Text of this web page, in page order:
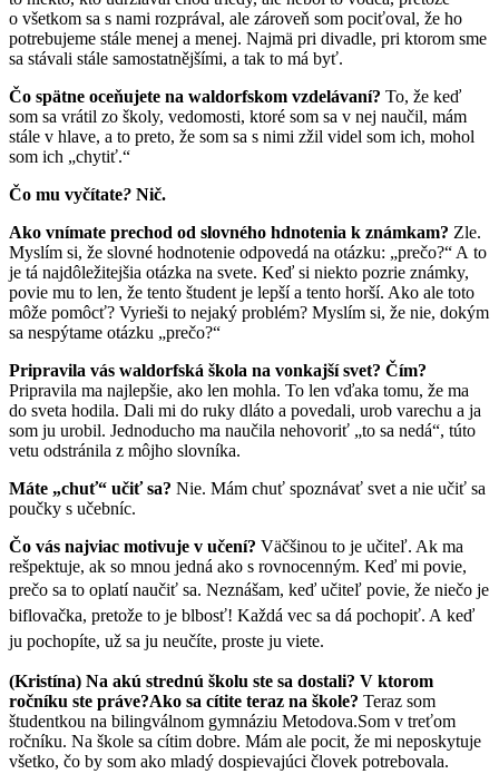
o všetkom sa s nami rozprával, ale zároveň som pociťoval, že ho
potrebujeme stále menej a menej. Najmä pri divadle, pri ktorom sme
sa stávali stále samostatnějšími, a tak to má byť.
Čo spätne oceňujete na waldorfskom vzdelávaní? To, že keď
som sa vrátil zo školy, vedomosti, ktoré som sa v nej naučil, mám
stále v hlave, a to preto, že som sa s nimi zžil videl som ich, mohol
som ich „chytiť.“
Čo mu vyčítate? Nič.
Ako vnímate prechod od slovného hdnotenia k známkam? Zle.
Myslím si, že slovné hodnotenie odpovedá na otázku: „prečo?“ A to
je tá najdôležitejšia otázka na svete. Keď si niekto pozrie známky,
povie mu to len, že tento študent je lepší a tento horší. Ako ale toto
môže pomôcť? Vyrieši to nejaký problém? Myslím si, že nie, dokým
sa nespýtame otázku „prečo?“
Pripravila vás waldorfská škola na vonkajší svet? Čím?
Pripravila ma najlepšie, ako len mohla. To len vďaka tomu, že ma
do sveta hodila. Dali mi do ruky dláto a povedali, urob varechu a ja
som ju urobil. Jednoducho ma naučila nehovoriť „to sa nedá“, túto
vetu odstránila z môjho slovníka.
Máte „chuť“ učiť sa? Nie. Mám chuť spoznávať svet a nie učiť sa
poučky s učebníc.
Čo vás najviac motivuje v učení? Väčšinou to je učiteľ. Ak ma
rešpektuje, ak so mnou jedná ako s rovnocenným. Keď mi povie,
prečo sa to oplatí naučiť sa. Neznášam, keď učiteľ povie, že niečo je
biflovačka, pretože to je blbosť! Každá vec sa dá pochopiť. A keď
ju pochopíte, už sa ju neučíte, proste ju viete.
(Kristína) Na akú strednú školu ste sa dostali? V ktorom
ročníku ste práve?Ako sa cítite teraz na škole? Teraz som
študentkou na bilingválnom gymnáziu Metodova.Som v treťom
ročníku. Na škole sa cítim dobre. Mám ale pocit, že mi neposkytuje
všetko, čo by som ako mladý dospievajúci človek potrebovala.